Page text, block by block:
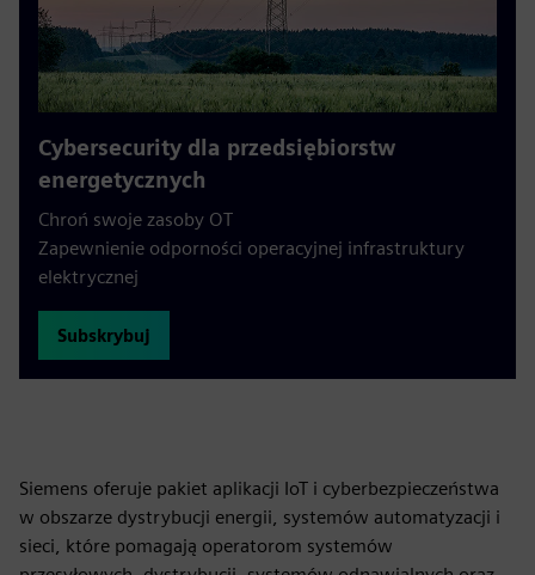
Cybersecurity dla przedsiębiorstw
energetycznych
Chroń swoje zasoby OT
Zapewnienie odporności operacyjnej infrastruktury
elektrycznej
Subskrybuj
Siemens oferuje pakiet aplikacji IoT i cyberbezpieczeństwa
w obszarze dystrybucji energii, systemów automatyzacji i
sieci, które pomagają operatorom systemów